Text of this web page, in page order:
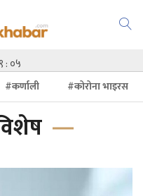
#कर्णाली #कोरोना भाइरस